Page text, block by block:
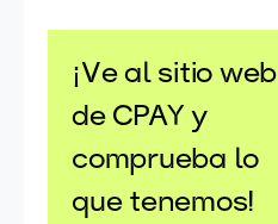
¡Ve al sitio web
de CPAY y
comprueba lo
que tenemos!